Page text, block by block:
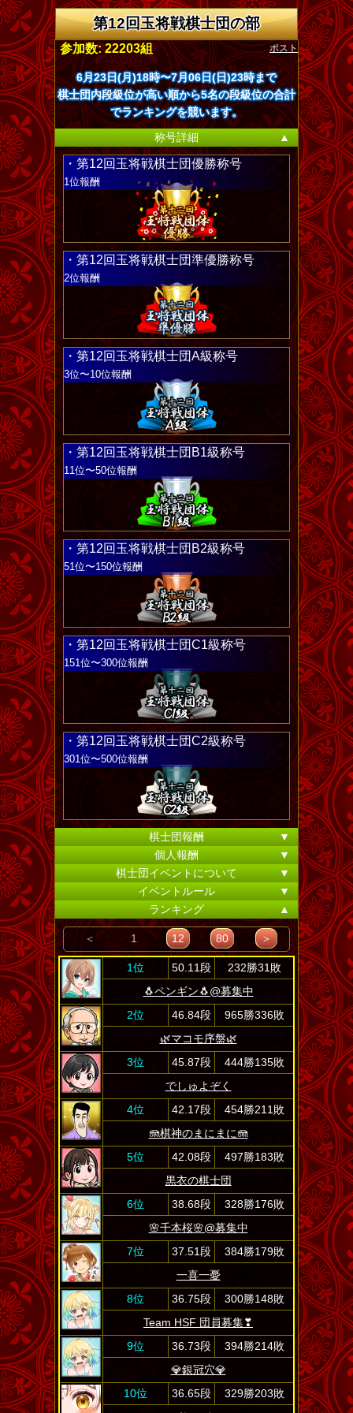
第12回玉将戦棋士団の部
ポスト
参加数: 22203組
6月23日(月)18時〜7月06日(日)23時まで
棋士団内段級位が高い順から5名の段級位の合計
でランキングを競います。
称号詳細
▲
・第12回玉将戦棋士団優勝称号
1位報酬
・第12回玉将戦棋士団準優勝称号
2位報酬
・第12回玉将戦棋士団A級称号
3位〜10位報酬
・第12回玉将戦棋士団B1級称号
11位〜50位報酬
・第12回玉将戦棋士団B2級称号
51位〜150位報酬
・第12回玉将戦棋士団C1級称号
151位〜300位報酬
・第12回玉将戦棋士団C2級称号
301位〜500位報酬
棋士団報酬
▼
個人報酬
▼
棋士団イベントについて
▼
イベントルール
▼
ランキング
▲
＜ 1 12 80 ＞
1位 50.11段
232勝31敗
🐧ペンギン🐧@募集中
2位
46.84段
965勝336敗
🌿マコモ序盤🌿
3位
45.87段
444勝135敗
でしゅよぞく
4位
42.17段
454勝211敗
🪼棋神のまにまに🪼
5位
42.08段
497勝183敗
黒衣の棋士団
6位
38.68段
328勝176敗
🌸千本桜🌸@募集中
7位
37.51段
384勝179敗
一喜一憂
8位
36.75段
300勝148敗
Team HSF 団員募集❣
9位
36.73段
394勝214敗
💎銀冠穴💎
10位
36.65段
329勝203敗